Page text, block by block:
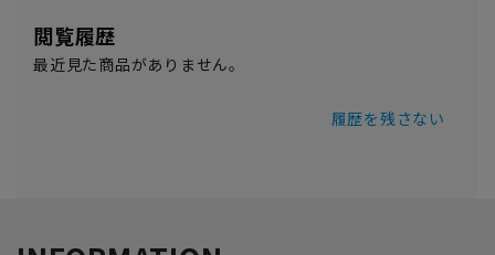
閲覧履歴
最近見た商品がありません。
履歴を残さない